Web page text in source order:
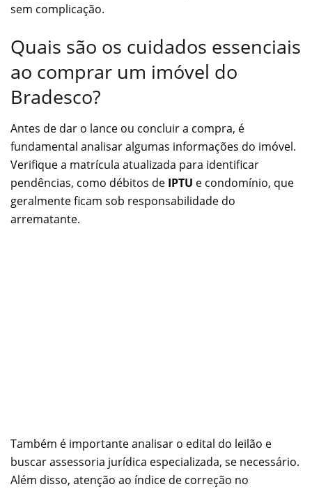
sem complicação.
Quais são os cuidados essenciais
ao comprar um imóvel do
Bradesco?
Antes de dar o lance ou concluir a compra, é
fundamental analisar algumas informações do imóvel.
Verifique a matrícula atualizada para identificar
pendências, como débitos de IPTU e condomínio, que
geralmente ficam sob responsabilidade do
arrematante.
Também é importante analisar o edital do leilão e
buscar assessoria jurídica especializada, se necessário.
Além disso, atenção ao índice de correção no